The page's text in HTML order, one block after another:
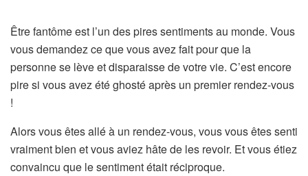
Être fantôme est l’un des pires sentiments au monde. Vous
vous demandez ce que vous avez fait pour que la
personne se lève et disparaisse de votre vie. C’est encore
pire si vous avez été ghosté après un premier rendez-vous
!
Alors vous êtes allé à un rendez-vous, vous vous êtes senti
vraiment bien et vous aviez hâte de les revoir. Et vous étiez
convaincu que le sentiment était réciproque.